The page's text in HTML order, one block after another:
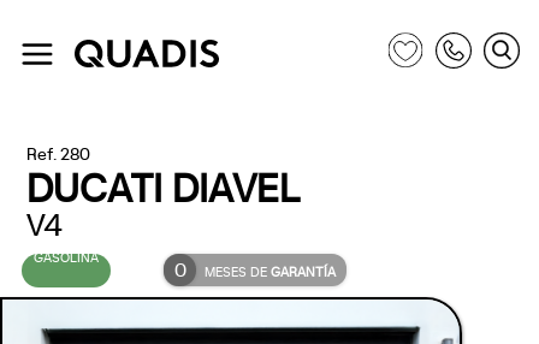
Ref. 280
DUCATI DIAVEL
V4
GASOLINA
0 MESES DEGARANTÍA